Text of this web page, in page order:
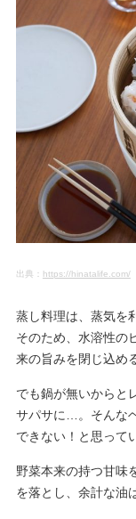
出典： https://hinatalife.com/
蒸し料理は、蒸気を
そのため、水溶性の
来の旨みを閉じ込め
でも鍋が無いからと
サパサに…。そんな
できない！と思って
野菜本来の持つ甘味
を落とし、余計な油